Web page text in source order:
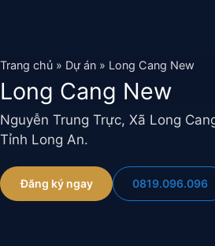
dung
Trang chủ » Dự án » Long Cang New
Long Cang New
Nguyễn Trung Trực, Xã Long
Tỉnh Long An.
Đăng ký ngay 0819.096.096